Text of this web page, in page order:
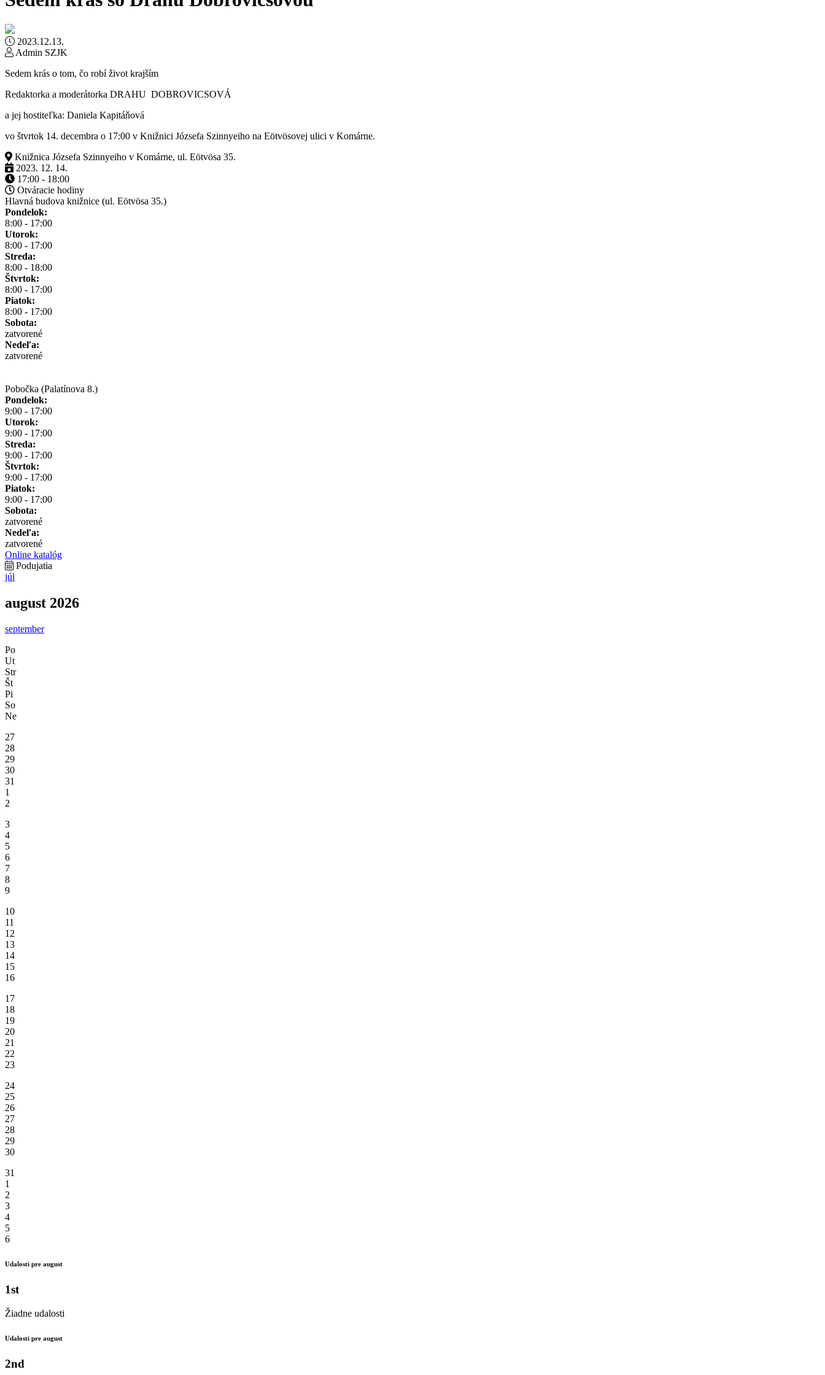
2023.12.13.
Admin SZJK
Sedem krás o tom, čo robí život krajším
Redaktorka a moderátorka DRAHU DOBROVICSOVÁ
a jej hostiteľka: Daniela Kapitáňová
vo štvrtok 14. decembra o 17:00 v Knižnici Józsefa Szinnyeiho na Eötvösovej ulici v Komárne.
Knižnica Józsefa Szinnyeiho v Komárne, ul. Eötvösa 35.
2023. 12. 14.
17:00 - 18:00
Otváracie hodiny
Hlavná budova knižnice (ul. Eötvösa 35.)
Pondelok:
8:00 - 17:00
Utorok:
8:00 - 17:00
Streda:
8:00 - 18:00
Štvrtok:
8:00 - 17:00
Piatok:
8:00 - 17:00
Sobota:
zatvorené
Nedeľa:
zatvorené
Pobočka (Palatínova 8.)
Pondelok:
9:00 - 17:00
Utorok:
9:00 - 17:00
Streda:
9:00 - 17:00
Štvrtok:
9:00 - 17:00
Piatok:
9:00 - 17:00
Sobota:
zatvorené
Nedeľa:
zatvorené
Online katalóg
Podujatia
júl
august 2026
september
Po
Ut
Str
Št
Pi
So
Ne
27
28
29
30
31
1
2
3
4
5
6
7
8
9
10
11
12
13
14
15
16
17
18
19
20
21
22
23
24
25
26
27
28
29
30
31
1
2
3
4
5
6
Udalosti pre august
1st
Žiadne udalosti
Udalosti pre august
2nd